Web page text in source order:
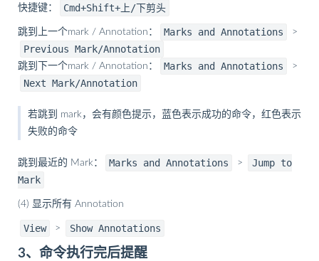
快捷键： Cmd+Shift+上/下剪头
跳到上一个mark / Annotation： Marks and Annotations >
Previous Mark/Annotation
跳到下一个mark / Annotation： Marks and Annotations >
Next Mark/Annotation
若跳到 mark，会有颜色提示，蓝色表示成功的命令，红色表示
失败的命令
跳到最近的 Mark： Marks and Annotations >
Jump to
Mark
(4) 显示所有 Annotation
View > Show Annotations
3、命令执行完后提醒